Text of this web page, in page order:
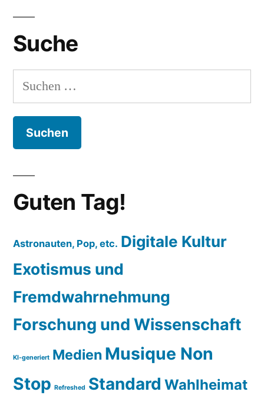
Suche
Suchen
nach:
Guten Tag!
Astronauten, Pop, etc. Digitale Kultur
Exotismus und
Fremdwahrnehmung
Forschung und Wissenschaft
KI-generiert Medien Musique Non
Stop Refreshed Standard Wahlheimat